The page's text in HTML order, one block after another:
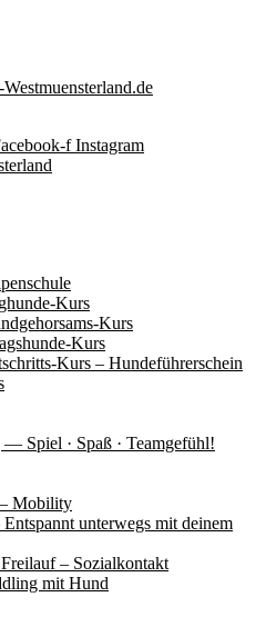
f Instagram
Kurs
Kurs
Kurs
Kurs – Hundeführerschein
Spiel · Spaß · Teamgefühl!
Mobility
unterwegs mit deinem
– Sozialkontakt
mit Hund